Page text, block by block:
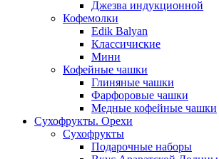
Джезва индукционной
Кофемолки
Edik Balyan
Классичиские
Мини
Кофейные чашки
Глиняные чашки
Фарфоровые чашки
Медные кофейные чашки
Сухофрукты. Орехи
Сухофрукты
Подарочные наборы